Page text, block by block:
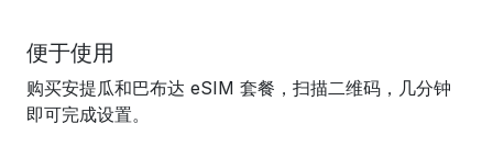
便于使用
购买安提瓜和巴布达 eSIM 套餐，扫描二维码，几分钟
即可完成设置。